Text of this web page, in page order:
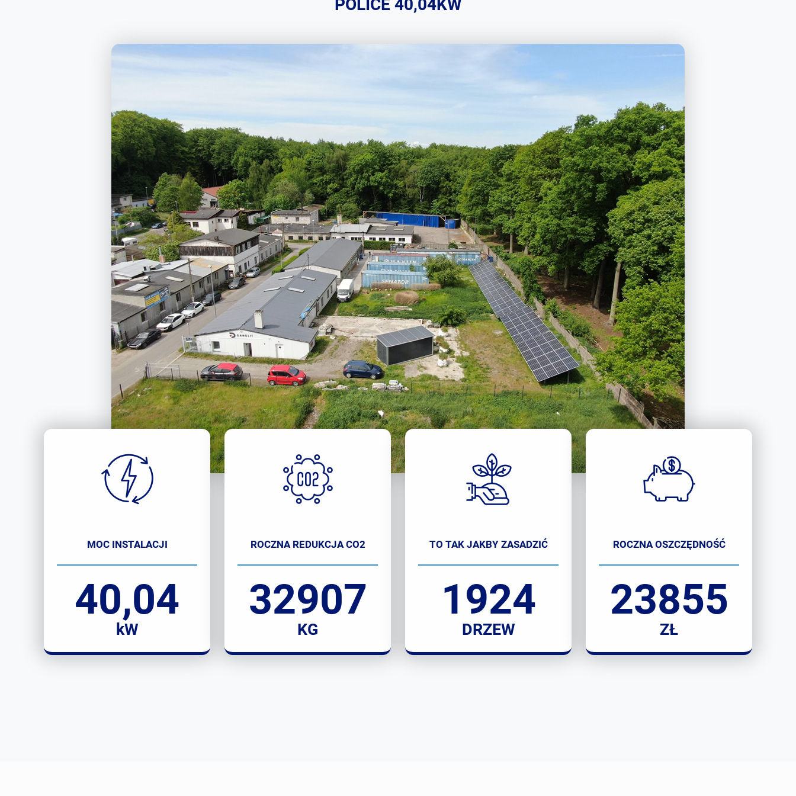
POLICE 40,04KW
MOC INSTALACJI
40,04
kW
ROCZNA REDUKCJA CO2
32907
KG
TO TAK JAKBY ZASADZIĆ
1924
DRZEW
ROCZNA OSZCZĘDNOŚĆ
23855
ZŁ